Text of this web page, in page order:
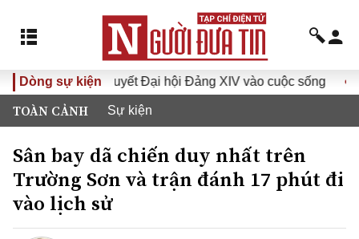
Dòng sự kiện
Nghị quyết Đại hội Đảng XIV vào cuộc sống Hướng tới
TOÀN CẢNH Sự kiện
Sân bay dã chiến duy nhất trên
Trường Sơn và trận đánh 17 phút đi
vào lịch sử